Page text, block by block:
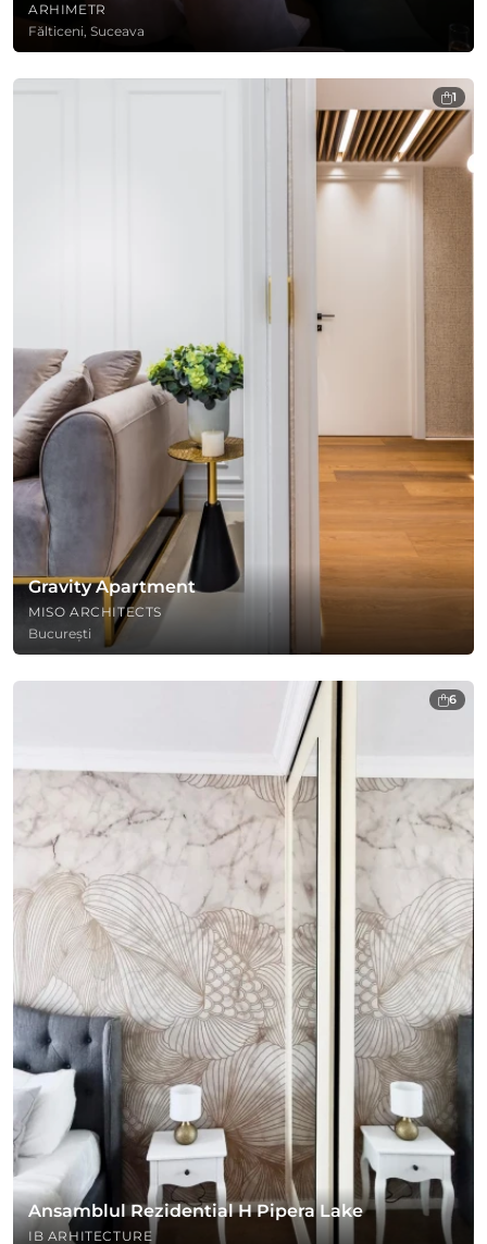
ARHIMETR
Fălticeni, Suceava
1
Gravity Apartment
MISO ARCHITECTS
București
6
Ansamblul Rezidential H Pipera Lake
IB ARHITECTURE